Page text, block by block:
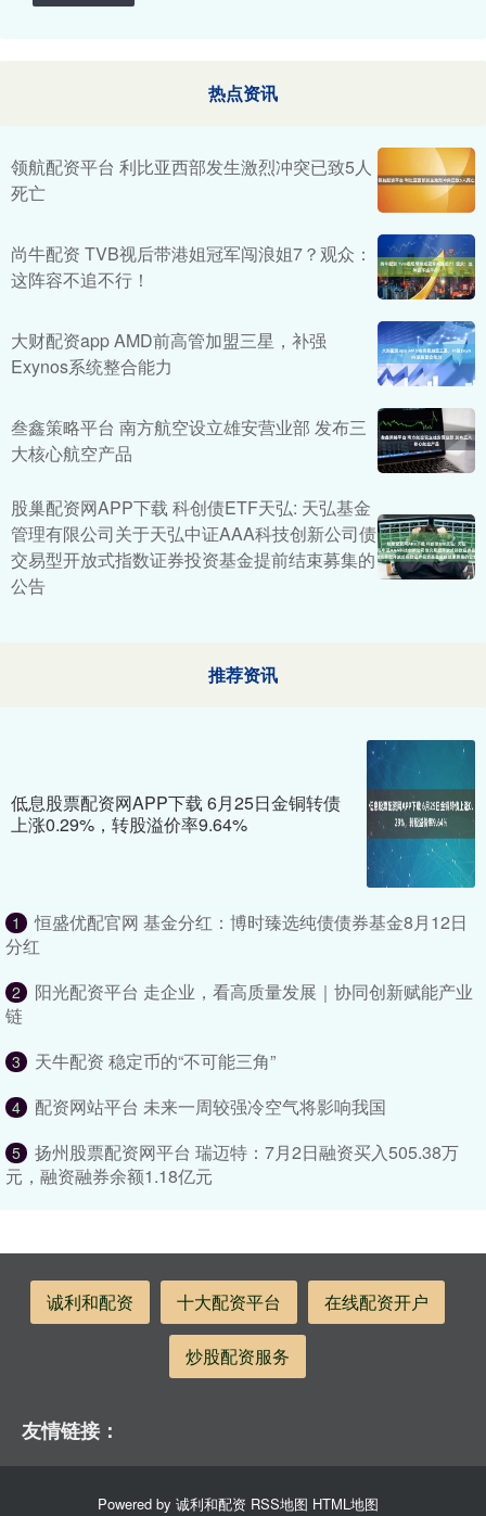
热点资讯
领航配资平台 利比亚西部发生激烈冲突已致5人
死亡
尚牛配资 TVB视后带港姐冠军闯浪姐7？观众：
这阵容不追不行！
大财配资app AMD前高管加盟三星，补强
Exynos系统整合能力
叁鑫策略平台 南方航空设立雄安营业部 发布三
大核心航空产品
股巢配资网APP下载 科创债ETF天弘: 天弘基金
管理有限公司关于天弘中证AAA科技创新公司债
交易型开放式指数证券投资基金提前结束募集的
公告
推荐资讯
低息股票配资网APP下载 6月25日金铜转债
上涨0.29%，转股溢价率9.64%
1
恒盛优配官网 基金分红：博时臻选纯债债券基金8月12日
分红
2
阳光配资平台 走企业，看高质量发展｜协同创新赋能产业
链
3 天牛配资 稳定币的“不可能三角”
4 配资网站平台 未来一周较强冷空气将影响我国
5
扬州股票配资网平台 瑞迈特：7月2日融资买入505.38万
元，融资融券余额1.18亿元
诚利和配资 十大配资平台 在线配资开户
炒股配资服务
友情链接：
Powered by 诚利和配资 RSS地图 HTML地图